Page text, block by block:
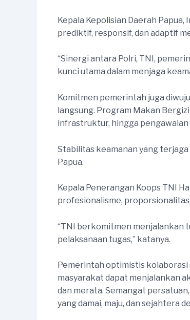
Kepala Kepolisian Daerah
prediktif, responsif, dan adaptif
“Sinergi antara Polri, TNI,
kunci utama dalam menjaga
Komitmen pemerintah juga
langsung. Program Makan
infrastruktur, hingga
Stabilitas keamanan yang
Papua.
Kepala Penerangan Koops TNI
profesionalisme,
“TNI berkomitmen menjalankan
pelaksanaan tugas,” katanya.
Pemerintah optimistis kolaborasi
masyarakat dapat menjalankan
dan merata. Semangat
yang damai, maju, dan sejahtera